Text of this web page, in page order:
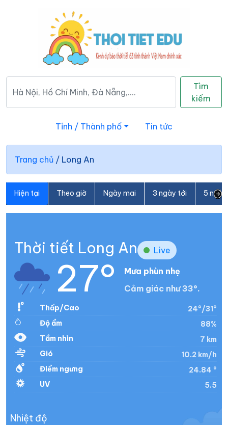
Tìm
kiếm
Tỉnh / Thành phố Tin tức
Trang chủ / Long An
Hiện tại Theo giờ Ngày mai 3 ngày tới 5
Thời tiết Long An Live
27°
Mưa phùn nhẹ
Cảm giác như 33°.
Thấp/Cao
24°/31°
Độ ẩm
88%
Tầm nhìn
7 km
Gió
10.2 km/h
Điểm ngưng
24.84 °
UV
5.5
Nhiệt độ